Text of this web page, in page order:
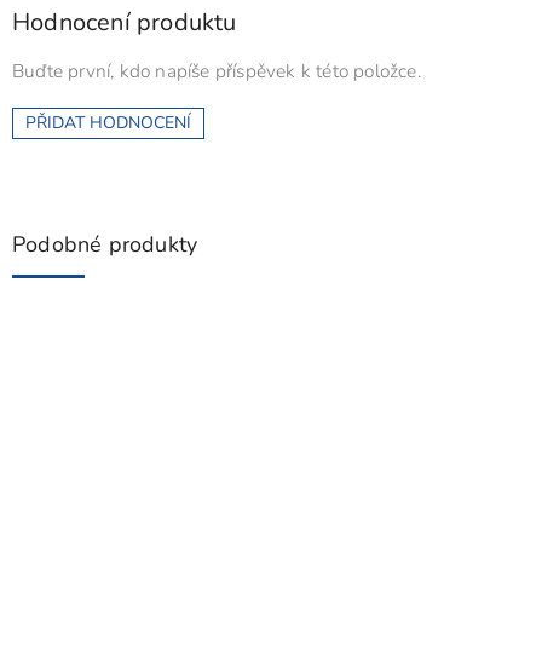
Hodnocení produktu
Buďte první, kdo napíše příspěvek k této položce.
PŘIDAT HODNOCENÍ
Podobné produkty